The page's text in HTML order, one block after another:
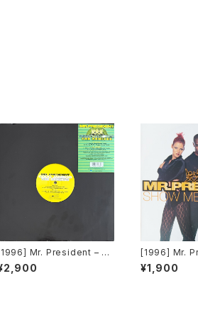
Mr. President – Co
Jamboo (The Remixe
[WEA]
[1996] Mr.
ow Me The
¥1,900